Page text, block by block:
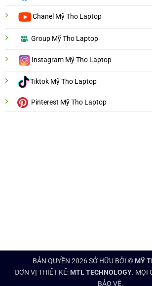
Chanel Mỹ Tho Laptop
Group Mỹ Tho Laptop
Instagram Mỹ Tho Laptop
Tiktok Mỹ Tho Laptop
Pinterest Mỹ Tho Laptop
BẢN QUYỀN 2026 SỞ HỮU BỞI © MỸ
ĐƠN VỊ THIẾT KẾ: MTL TECHNOLOGY. MỌI
BẢO VỆ.